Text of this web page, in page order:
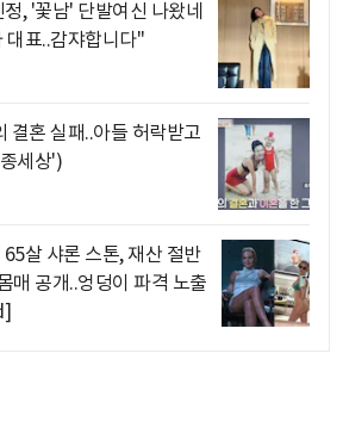
, '꽃남' 단발여신 나왔네
대표..감쟈합니다"
결혼 실패..아들 허락받고
세상')
살 샤론 스톤, 재산 절반
매 공개..엉덩이 파격 노출